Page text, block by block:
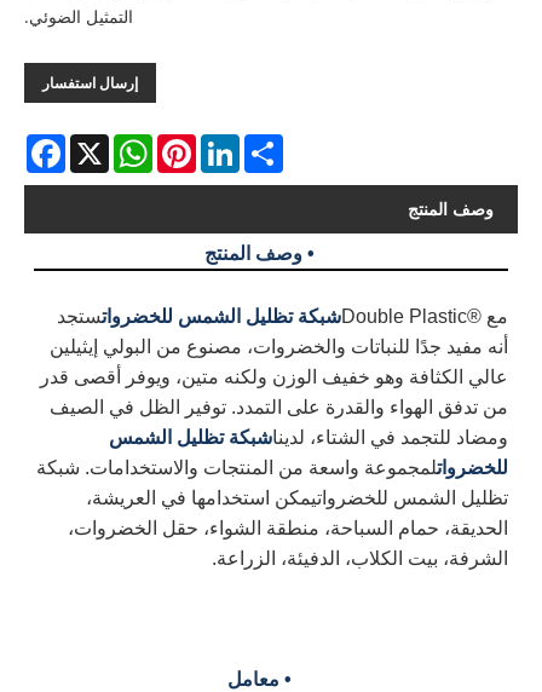
التمثيل الضوئي.
إرسال استفسار
X
WhatsAppPinterestLinkedInShare
وصف المنتج
• وصف المنتج
مع ®Double Plastic شبكة تظليل الشمس للخضرواتستجد
أنه مفيد جدًا للنباتات والخضروات، مصنوع من البولي إيثيلين
عالي الكثافة وهو خفيف الوزن ولكنه متين، ويوفر أقصى قدر
من تدفق الهواء والقدرة على التمدد. توفير الظل في الصيف
ومضاد للتجمد في الشتاء، لديناشبكة تظليل الشمس
للخضرواتلمجموعة واسعة من المنتجات والاستخدامات. شبكة
تظليل الشمس للخضرواتيمكن استخدامها في العريشة،
الحديقة، حمام السباحة، منطقة الشواء، حقل الخضروات،
الشرفة، بيت الكلاب، الدفيئة، الزراعة.
• معامل